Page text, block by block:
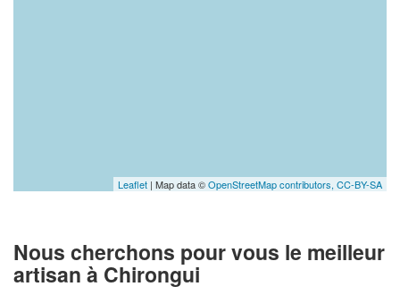
Leaflet | Map data ©OpenStreetMap contributors, CC-BY-SA
Nous cherchons pour vous le meilleur
artisan à Chirongui